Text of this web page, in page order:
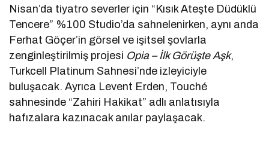
Nisan’da tiyatro severler için “Kısık Ateşte Düdüklü
Tencere” %100 Studio’da sahnelenirken, aynı anda
Ferhat Göçer’in görsel ve işitsel şovlarla
zenginleştirilmiş projesi Opia – İlk Görüşte Aşk,
Turkcell Platinum Sahnesi’nde izleyiciyle
buluşacak. Ayrıca Levent Erden, Touché
sahnesinde “Zahiri Hakikat” adlı anlatısıyla
hafızalara kazınacak anılar paylaşacak.